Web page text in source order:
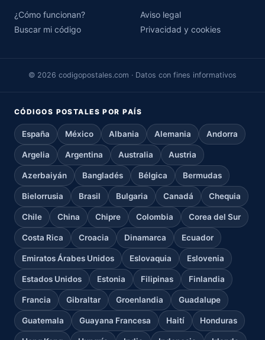
¿Cómo funcionan?
Buscar mi código
Aviso legal
Privacidad y cookies
© 2026 codigopostales.com · Datos con fines informativos
CÓDIGOS POSTALES POR PAÍS
España México Albania Alemania Andorra
Argelia Argentina Australia Austria
Azerbaiyán Bangladés Bélgica Bermudas
Bielorrusia Brasil Bulgaria Canadá Chequia
Chile China Chipre Colombia Corea del Sur
Costa Rica Croacia Dinamarca Ecuador
Emiratos Árabes Unidos Eslovaquia Eslovenia
Estados Unidos Estonia Filipinas Finlandia
Francia Gibraltar Groenlandia Guadalupe
Guatemala Guayana Francesa Haití Honduras